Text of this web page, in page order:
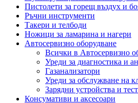
Пистолети за горещ въздух и
Ръчни инструменти
Такери и телбоди
Ножици за ламарина и нагери
Автосервизно оборудване
Всички в Автосервизно
Уреди за диагностика и
Газанализатори
Уреди за обслужване на
Зарядни устройства и
Консумативи и аксесоари